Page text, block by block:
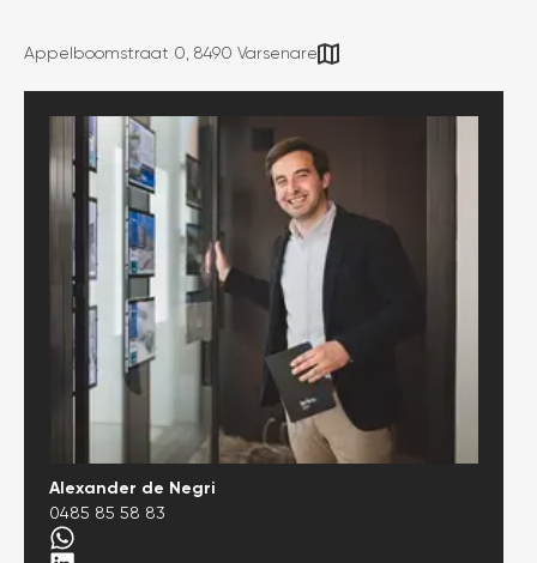
Appelboomstraat 0, 8490 Varsenare
Alexander de Negri
0485 85 58 83